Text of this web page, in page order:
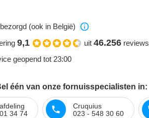
(ook in België)
9,1 uit 46.256 reviews
geopend tot 23:00
één van onze fornuisspecialisten in:
34 74
Cruquius
023 - 548 30 60